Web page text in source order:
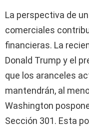
La perspectiva de
comerciales
financieras. La
Donald Trump y el
que los aranceles
mantendrán, al
Washington
Sección 301. Esta